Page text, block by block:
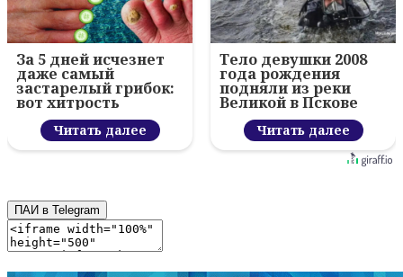
За 5 дней исчезнет
даже самый
застарелый грибок:
вот хитрость
Читать далее
Тело девушки 2008
года рождения
подняли из реки
Великой в Пскове
Читать далее
ПАИ в Telegram